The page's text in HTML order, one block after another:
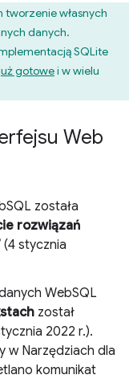
własnych
danych.
SQLite
gotowei w wielu
Web
została
rozwiązań
(4 stycznia
WebSQL
został
2022 r.).
w Narzędziach dla
komunikat